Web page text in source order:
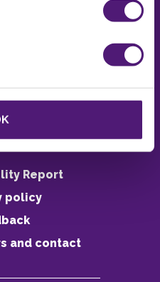
Report
policy
and contact